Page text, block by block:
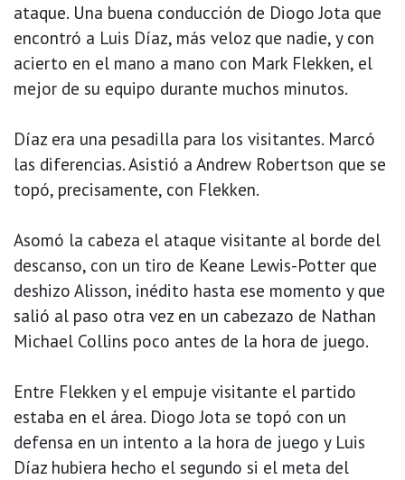
ataque. Una buena conducción de Diogo Jota que
encontró a Luis Díaz, más veloz que nadie, y con
acierto en el mano a mano con Mark Flekken, el
mejor de su equipo durante muchos minutos.
Díaz era una pesadilla para los visitantes. Marcó
las diferencias. Asistió a Andrew Robertson que se
topó, precisamente, con Flekken.
Asomó la cabeza el ataque visitante al borde del
descanso, con un tiro de Keane Lewis-Potter que
deshizo Alisson, inédito hasta ese momento y que
salió al paso otra vez en un cabezazo de Nathan
Michael Collins poco antes de la hora de juego.
Entre Flekken y el empuje visitante el partido
estaba en el área. Diogo Jota se topó con un
defensa en un intento a la hora de juego y Luis
Díaz hubiera hecho el segundo si el meta del